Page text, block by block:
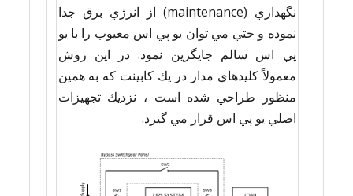
نگهداري (maintenance) از انرژي برق جدا
نموده و حتي مي توان يو پي اس معيوب را با يو
پي اس سالم جايگزين نمود. در اين روش
معمولاً كليدهاي مدار در يك كابينت كه به همين
منظور طراحي شده است ، نزديك تجهيزات
اصلي يو پي اس قرار مي گيرد.